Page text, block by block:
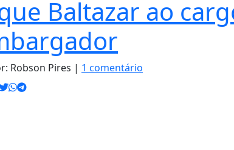
Baltazar ao
Robson Pires | 1 comentário